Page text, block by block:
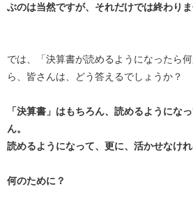
ぶのは当然ですが、それだけでは終わりま
では、「決算書が読めるようになったら
ら、皆さんは、どう答えるでしょうか？
「決算書」はもちろん、読めるようにな
ん。
読めるようになって、更に、活かせなけれ
何のために？